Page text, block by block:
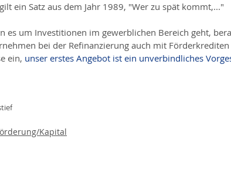
ein Satz aus dem Jahr 1989, "Wer zu spät kommt,..."
es um Investitionen im gewerblichen Bereich geht,
bei der Refinanzierung auch mit
ein, unser erstes Angebot ist ein unverbindliches
Kapital